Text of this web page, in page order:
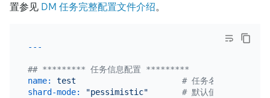
置参见 DM 任务完整配置文件介绍。
## ********* 任务信息配置 *********
name:
test
# 任务名称，需要全局
shard-mode:
"pessimistic"
# 默认值为 "" 即无需